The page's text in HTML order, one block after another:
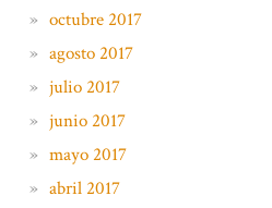
octubre 2017
agosto 2017
julio 2017
junio 2017
mayo 2017
abril 2017